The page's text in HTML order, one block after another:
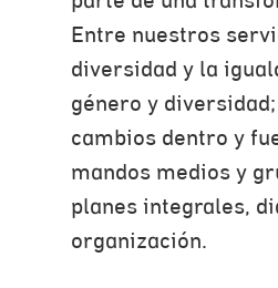
Entre nuestros
diversidad y la
género y
cambios dentro y
mandos medios y
planes integrales,
organización.